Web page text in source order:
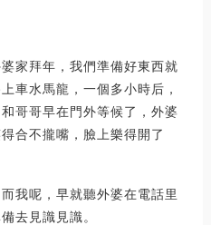
家拜年，我們準備好東西就
車水馬龍，一個多小時后，
哥哥早在門外等候了，外婆
合不攏嘴，臉上樂得開了
我呢，早就聽外婆在電話里
去見識見識。